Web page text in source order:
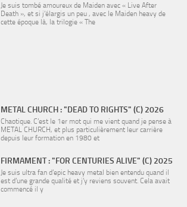
Je suis tombé amoureux de Maiden avec « Live After
Death », et si j’élargis un peu , avec le Maiden heavy de
cette époque là, la trilogie « The
METAL CHURCH : "DEAD TO RIGHTS" (C) 2026
Chaotique. C’est le 1er mot qui me vient quand je pense à
METAL CHURCH, et plus particulièrement leur carrière
depuis leur formation en 1980 et
FIRMAMENT : "FOR CENTURIES ALIVE" (C) 2025
Je suis ultra fan d’epic heavy metal bien entendu quand il
est d’une grande qualité et j’y reviens souvent. Cela avait
commencé il y